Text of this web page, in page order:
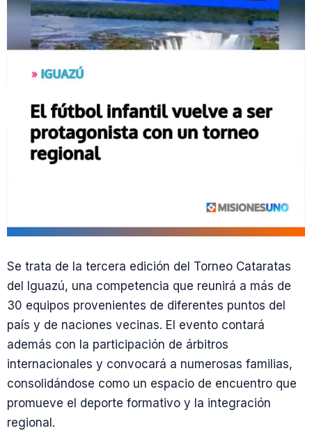
Se trata de la tercera edición del Torneo Cataratas
del Iguazú, una competencia que reunirá a más de
30 equipos provenientes de diferentes puntos del
país y de naciones vecinas. El evento contará
además con la participación de árbitros
internacionales y convocará a numerosas familias,
consolidándose como un espacio de encuentro que
promueve el deporte formativo y la integración
regional.